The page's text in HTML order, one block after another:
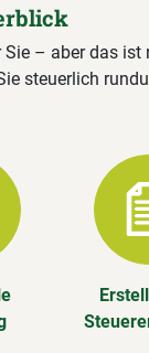
– aber das
steuerlich